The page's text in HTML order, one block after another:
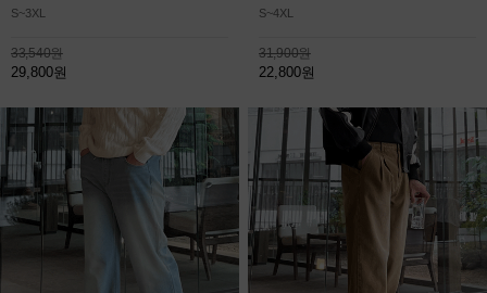
S~3XL
33,540원
29,800원
S~4XL
31,900원
22,800원